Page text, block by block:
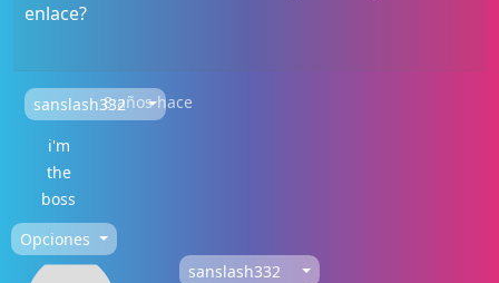
enlace?
sanslash332
i'm
the
boss
8 años hace
Opciones
sanslash332